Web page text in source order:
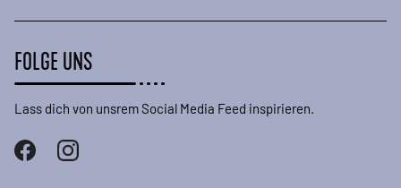
FOLGE UNS
Lass dich von unsrem Social Media Feed inspirieren.